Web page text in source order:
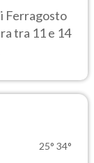
Ferragosto
tra 11 e 14
25° 34°